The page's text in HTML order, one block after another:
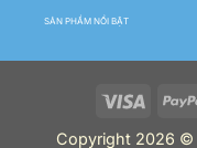
SẢN PHẨM NỔI BẬT
Copyright 2026 ©